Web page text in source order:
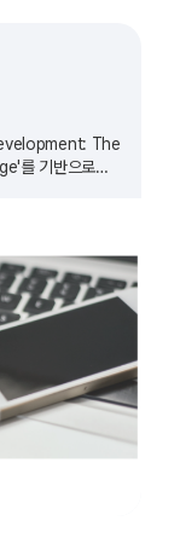
를 기반으로